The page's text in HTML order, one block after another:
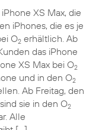
XS Max, die
iPhones, die es je
O2erhältlich. Ab
das iPhone
XS Max bei O2
und in den O2
Ab Freitag, den
sie in den O2
Alle